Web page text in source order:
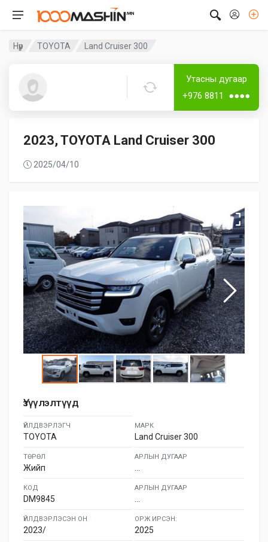
Нүүр TOYOTA Land Cruiser 300
Утасны дугаар
+976 8811 ●●●●
2023, TOYOTA Land Cruiser 300
2025/04/10
Үзүүлэлтүүд
ҮЙЛДВЭРЛЭГЧ
TOYOTA
МАРК
Land Cruiser 300
ТӨРӨЛ
Жийп
АРЛЫН ДУГААР
КОД
DM9845
АРЛЫН ДУГААР
ҮЙЛДВЭРЛЭСЭН ОН
2023/
ОРЖ ИРСЭН:
2025